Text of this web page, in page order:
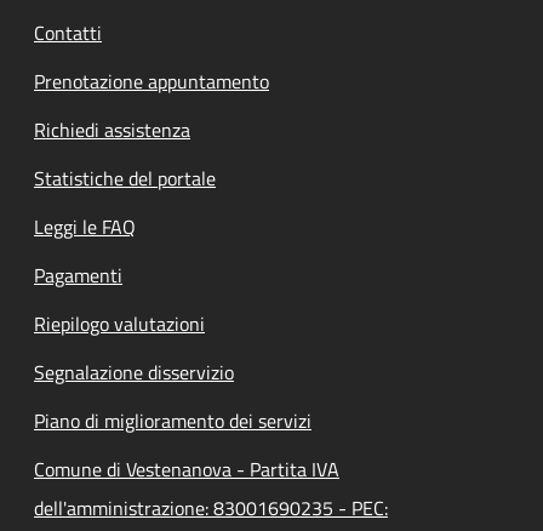
Contatti
Prenotazione appuntamento
Richiedi assistenza
Statistiche del portale
Leggi le FAQ
Pagamenti
Riepilogo valutazioni
Segnalazione disservizio
Piano di miglioramento dei servizi
Comune di Vestenanova - Partita IVA
dell'amministrazione: 83001690235 - PEC: